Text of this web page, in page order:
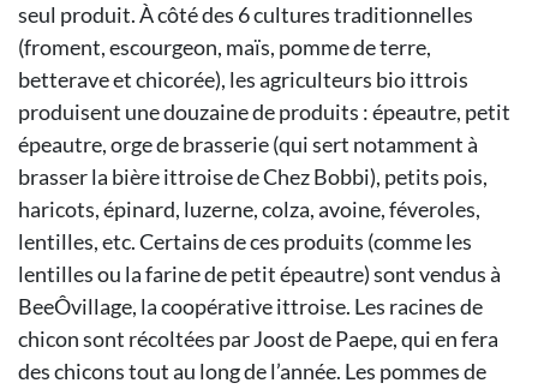
seul produit. À côté des 6 cultures traditionnelles
(froment, escourgeon, maïs, pomme de terre,
betterave et chicorée), les agriculteurs bio ittrois
produisent une douzaine de produits : épeautre, petit
épeautre, orge de brasserie (qui sert notamment à
brasser la bière ittroise de Chez Bobbi), petits pois,
haricots, épinard, luzerne, colza, avoine, féveroles,
lentilles, etc. Certains de ces produits (comme les
lentilles ou la farine de petit épeautre) sont vendus à
BeeÔvillage, la coopérative ittroise. Les racines de
chicon sont récoltées par Joost de Paepe, qui en fera
des chicons tout au long de l’année. Les pommes de